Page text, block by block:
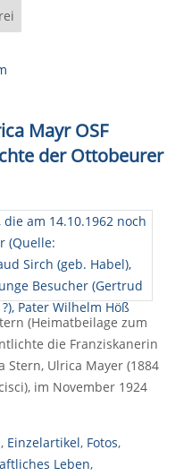
Mayr OSF
der Ottobeurer
(Heimatbeilage zum
die Franziskanerin
Ulrica Mayer (1884
im November 1924
, Einzelartikel, Fotos,
Leben,